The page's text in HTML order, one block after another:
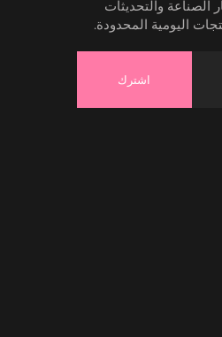
الصناعة والتحديثات
اليومية المحدودة.
اشترك